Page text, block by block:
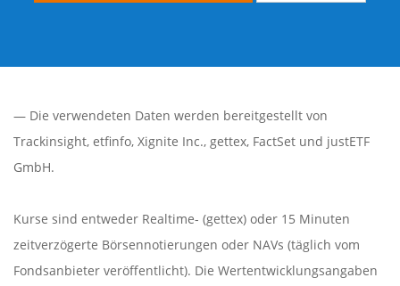
— Die verwendeten Daten werden bereitgestellt von
Trackinsight, etfinfo, Xignite Inc., gettex, FactSet und justETF
GmbH.
Kurse sind entweder Realtime- (gettex) oder 15 Minuten
zeitverzögerte Börsennotierungen oder NAVs (täglich vom
Fondsanbieter veröffentlicht). Die Wertentwicklungsangaben